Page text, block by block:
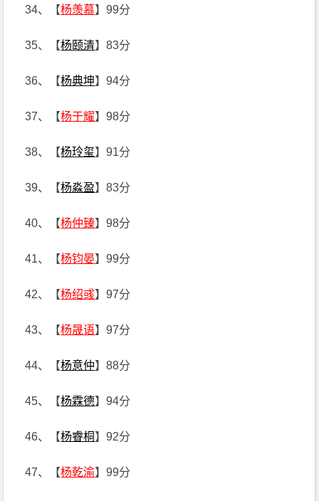
34、【杨羡慕】99分
35、【杨颐清】83分
36、【杨典坤】94分
37、【杨于耀】98分
38、【杨玲玺】91分
39、【杨淼盈】83分
40、【杨仲臻】98分
41、【杨钧晏】99分
42、【杨绍彧】97分
43、【杨晟语】97分
44、【杨意仲】88分
45、【杨霖德】94分
46、【杨睿桐 】92分
47、【杨乾渝】99分